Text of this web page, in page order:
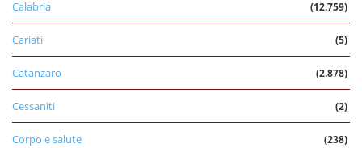
Calabria (12.759)
Cariati (5)
Catanzaro (2.878)
Cessaniti (2)
Corpo e salute (238)